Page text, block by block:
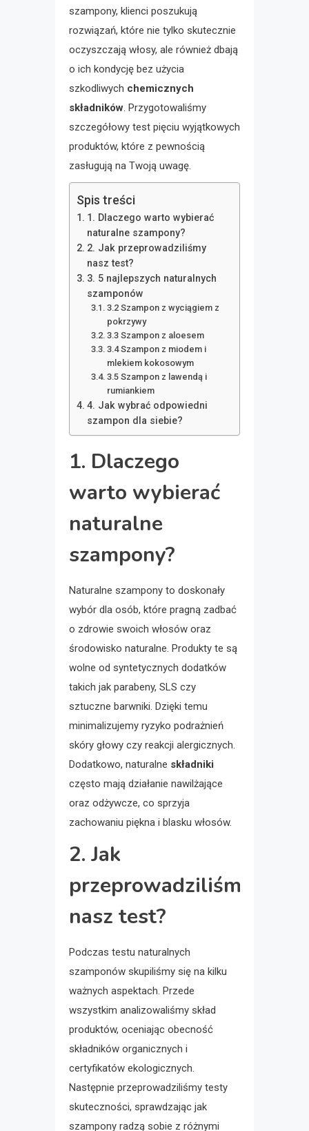
szampony, klienci poszukują
rozwiązań, które nie tylko skutecznie
oczyszczają włosy, ale również dbają
o ich kondycję bez użycia
szkodliwych chemicznych
składników. Przygotowaliśmy
szczegółowy test pięciu wyjątkowych
produktów, które z pewnością
zasługują na Twoją uwagę.
Spis treści
1. Dlaczego warto wybierać
naturalne szampony?
2. Jak przeprowadziliśmy
nasz test?
3. 5 najlepszych naturalnych
szamponów
3.2 Szampon z wyciągiem z
pokrzywy
3.3 Szampon z aloesem
3.4 Szampon z miodem i
mlekiem kokosowym
3.5 Szampon z lawendą i
rumiankiem
4. Jak wybrać odpowiedni
szampon dla siebie?
1. Dlaczego
warto wybierać
naturalne
szampony?
Naturalne szampony to doskonały
wybór dla osób, które pragną zadbać
o zdrowie swoich włosów oraz
środowisko naturalne. Produkty te są
wolne od syntetycznych dodatków
takich jak parabeny, SLS czy
sztuczne barwniki. Dzięki temu
minimalizujemy ryzyko podrażnień
skóry głowy czy reakcji alergicznych.
Dodatkowo, naturalne składniki
często mają działanie nawilżające
oraz odżywcze, co sprzyja
zachowaniu piękna i blasku włosów.
2. Jak
przeprowadziliśmy
nasz test?
Podczas testu naturalnych
szamponów skupiliśmy się na kilku
ważnych aspektach. Przede
wszystkim analizowaliśmy skład
produktów, oceniając obecność
składników organicznych i
certyfikatów ekologicznych.
Następnie przeprowadziliśmy testy
skuteczności, sprawdzając jak
szampony radzą sobie z różnymi